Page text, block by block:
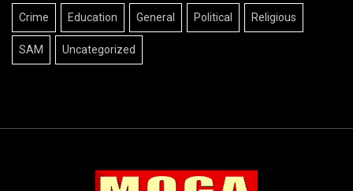
Crime Education General Political Religious
SAM Uncategorized